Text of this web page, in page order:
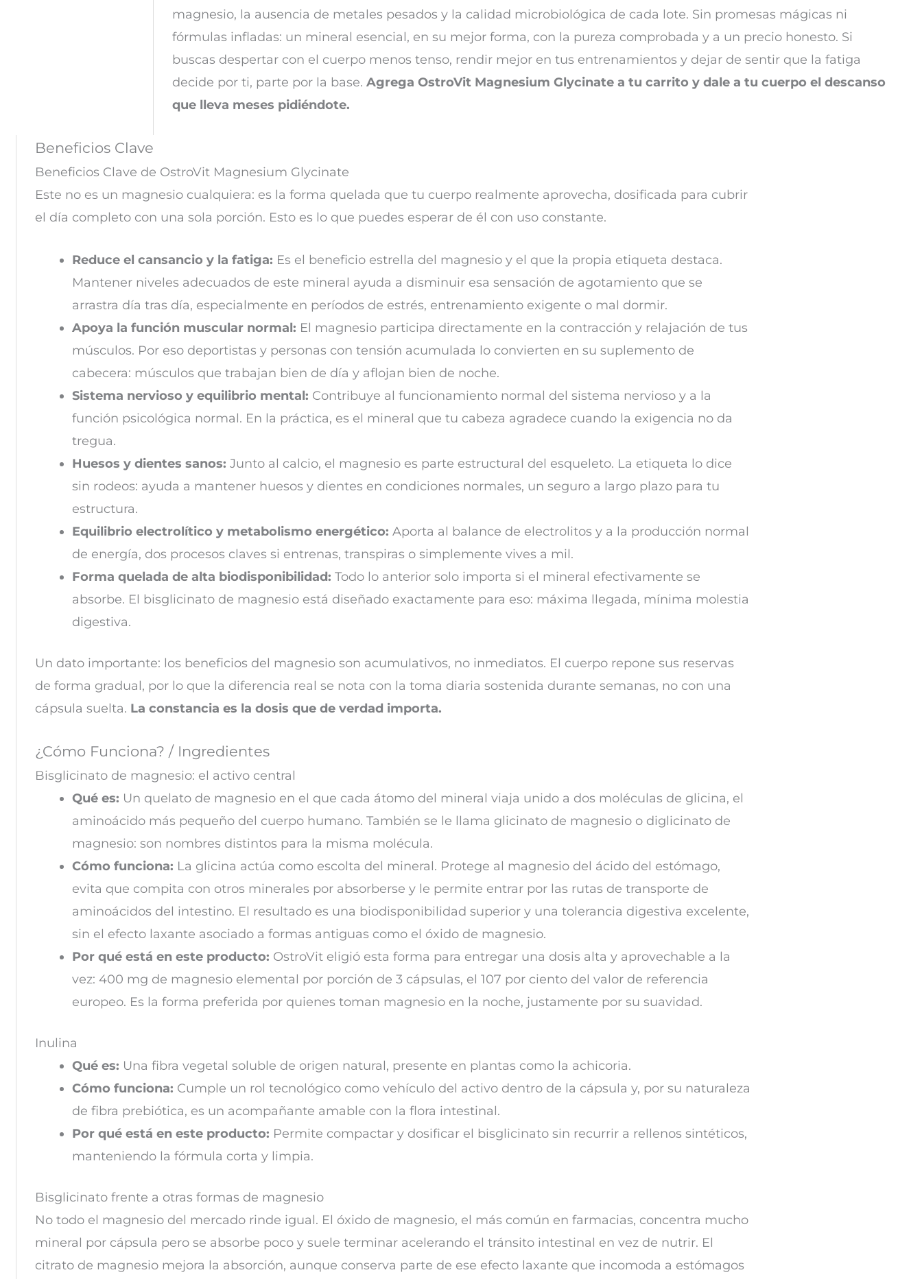
magnesio, la ausencia de metales pesados y la calidad microbiológica de cada lote. Sin promesas mágicas ni
fórmulas infladas: un mineral esencial, en su mejor forma, con la pureza comprobada y a un precio honesto. Si
buscas despertar con el cuerpo menos tenso, rendir mejor en tus entrenamientos y dejar de sentir que la fatiga
decide por ti, parte por la base. Agrega OstroVit Magnesium Glycinate a tu carrito y dale a tu cuerpo el descanso
que lleva meses pidiéndote.
Beneficios Clave
Beneficios Clave de OstroVit Magnesium Glycinate
Este no es un magnesio cualquiera: es la forma quelada que tu cuerpo realmente aprovecha, dosificada para cubrir
el día completo con una sola porción. Esto es lo que puedes esperar de él con uso constante.
Reduce el cansancio y la fatiga: Es el beneficio estrella del magnesio y el que la propia etiqueta destaca.
Mantener niveles adecuados de este mineral ayuda a disminuir esa sensación de agotamiento que se
arrastra día tras día, especialmente en períodos de estrés, entrenamiento exigente o mal dormir.
Apoya la función muscular normal: El magnesio participa directamente en la contracción y relajación de tus
músculos. Por eso deportistas y personas con tensión acumulada lo convierten en su suplemento de
cabecera: músculos que trabajan bien de día y aflojan bien de noche.
Sistema nervioso y equilibrio mental: Contribuye al funcionamiento normal del sistema nervioso y a la
función psicológica normal. En la práctica, es el mineral que tu cabeza agradece cuando la exigencia no da
tregua.
Huesos y dientes sanos: Junto al calcio, el magnesio es parte estructural del esqueleto. La etiqueta lo dice
sin rodeos: ayuda a mantener huesos y dientes en condiciones normales, un seguro a largo plazo para tu
estructura.
Equilibrio electrolítico y metabolismo energético: Aporta al balance de electrolitos y a la producción normal
de energía, dos procesos claves si entrenas, transpiras o simplemente vives a mil.
Forma quelada de alta biodisponibilidad: Todo lo anterior solo importa si el mineral efectivamente se
absorbe. El bisglicinato de magnesio está diseñado exactamente para eso: máxima llegada, mínima molestia
digestiva.
Un dato importante: los beneficios del magnesio son acumulativos, no inmediatos. El cuerpo repone sus reservas
de forma gradual, por lo que la diferencia real se nota con la toma diaria sostenida durante semanas, no con una
cápsula suelta. La constancia es la dosis que de verdad importa.
¿Cómo Funciona? / Ingredientes
Bisglicinato de magnesio: el activo central
Qué es: Un quelato de magnesio en el que cada átomo del mineral viaja unido a dos moléculas de glicina, el
aminoácido más pequeño del cuerpo humano. También se le llama glicinato de magnesio o diglicinato de
magnesio: son nombres distintos para la misma molécula.
Cómo funciona: La glicina actúa como escolta del mineral. Protege al magnesio del ácido del estómago,
evita que compita con otros minerales por absorberse y le permite entrar por las rutas de transporte de
aminoácidos del intestino. El resultado es una biodisponibilidad superior y una tolerancia digestiva excelente,
sin el efecto laxante asociado a formas antiguas como el óxido de magnesio.
Por qué está en este producto: OstroVit eligió esta forma para entregar una dosis alta y aprovechable a la
vez: 400 mg de magnesio elemental por porción de 3 cápsulas, el 107 por ciento del valor de referencia
europeo. Es la forma preferida por quienes toman magnesio en la noche, justamente por su suavidad.
Inulina
Qué es: Una fibra vegetal soluble de origen natural, presente en plantas como la achicoria.
Cómo funciona: Cumple un rol tecnológico como vehículo del activo dentro de la cápsula y, por su naturaleza
de fibra prebiótica, es un acompañante amable con la flora intestinal.
Por qué está en este producto: Permite compactar y dosificar el bisglicinato sin recurrir a rellenos sintéticos,
manteniendo la fórmula corta y limpia.
Bisglicinato frente a otras formas de magnesio
No todo el magnesio del mercado rinde igual. El óxido de magnesio, el más común en farmacias, concentra mucho
mineral por cápsula pero se absorbe poco y suele terminar acelerando el tránsito intestinal en vez de nutrir. El
citrato de magnesio mejora la absorción, aunque conserva parte de ese efecto laxante que incomoda a estómagos